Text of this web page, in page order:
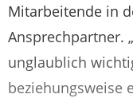
Mitarbeitende in
Ansprechpartner.
unglaublich
beziehungsweise